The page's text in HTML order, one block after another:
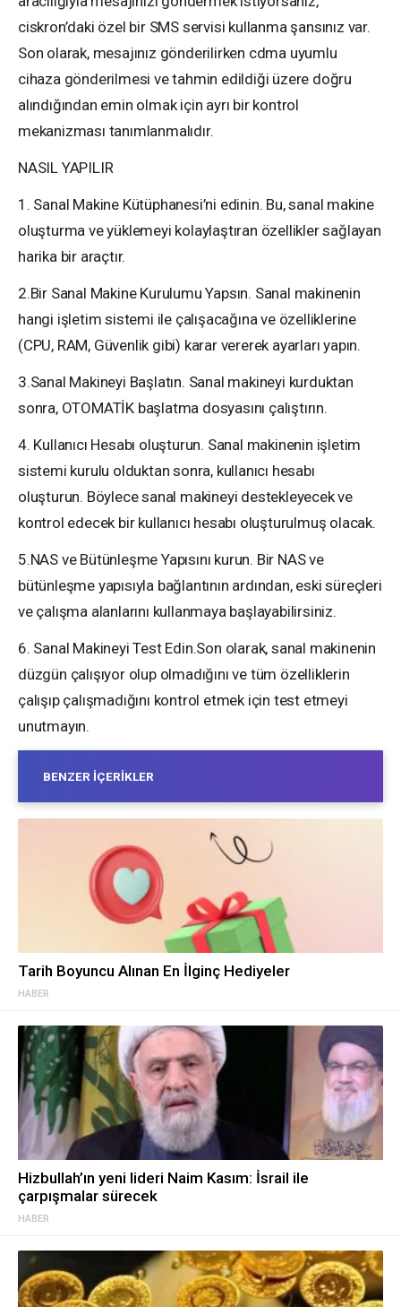
ciskron’daki özel bir SMS servisi kullanma şansınız var.
Son olarak, mesajınız gönderilirken cdma uyumlu
cihaza gönderilmesi ve tahmin edildiği üzere doğru
alındığından emin olmak için ayrı bir kontrol
mekanizması tanımlanmalıdır.
NASIL YAPILIR
1. Sanal Makine Kütüphanesi’ni edinin. Bu, sanal makine
oluşturma ve yüklemeyi kolaylaştıran özellikler sağlayan
harika bir araçtır.
2.Bir Sanal Makine Kurulumu Yapsın. Sanal makinenin
hangi işletim sistemi ile çalışacağına ve özelliklerine
(CPU, RAM, Güvenlik gibi) karar vererek ayarları yapın.
3.Sanal Makineyi Başlatın. Sanal makineyi kurduktan
sonra, OTOMATİK başlatma dosyasını çalıştırın.
4. Kullanıcı Hesabı oluşturun. Sanal makinenin işletim
sistemi kurulu olduktan sonra, kullanıcı hesabı
oluşturun. Böylece sanal makineyi destekleyecek ve
kontrol edecek bir kullanıcı hesabı oluşturulmuş olacak.
5.NAS ve Bütünleşme Yapısını kurun. Bir NAS ve
bütünleşme yapısıyla bağlantının ardından, eski süreçleri
ve çalışma alanlarını kullanmaya başlayabilirsiniz.
6. Sanal Makineyi Test Edin.Son olarak, sanal makinenin
düzgün çalışıyor olup olmadığını ve tüm özelliklerin
çalışıp çalışmadığını kontrol etmek için test etmeyi
unutmayın.
BENZER İÇERIKLER
HABER
Tarih Boyuncu Alınan En İlginç Hediyeler
HABER
Hizbullah’ın yeni lideri Naim Kasım: İsrail ile
çarpışmalar sürecek